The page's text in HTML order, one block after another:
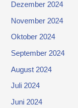
Dezember 2024
November 2024
Oktober 2024
September 2024
August 2024
Juli 2024
Juni 2024